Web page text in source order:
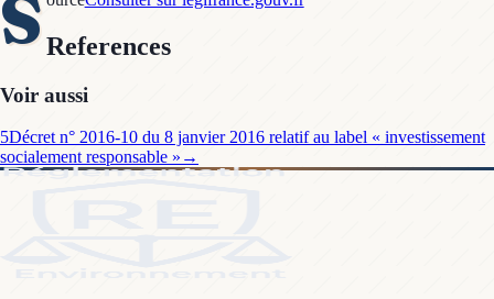
SReferences
Voir aussi
5Décret n° 2016-10 du 8 janvier 2016 relatif au label « investissement
socialement responsable » →